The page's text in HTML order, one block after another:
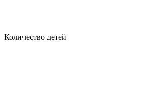
Количество детей